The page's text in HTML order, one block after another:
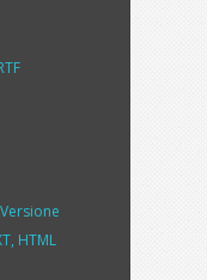
Versione
HTML